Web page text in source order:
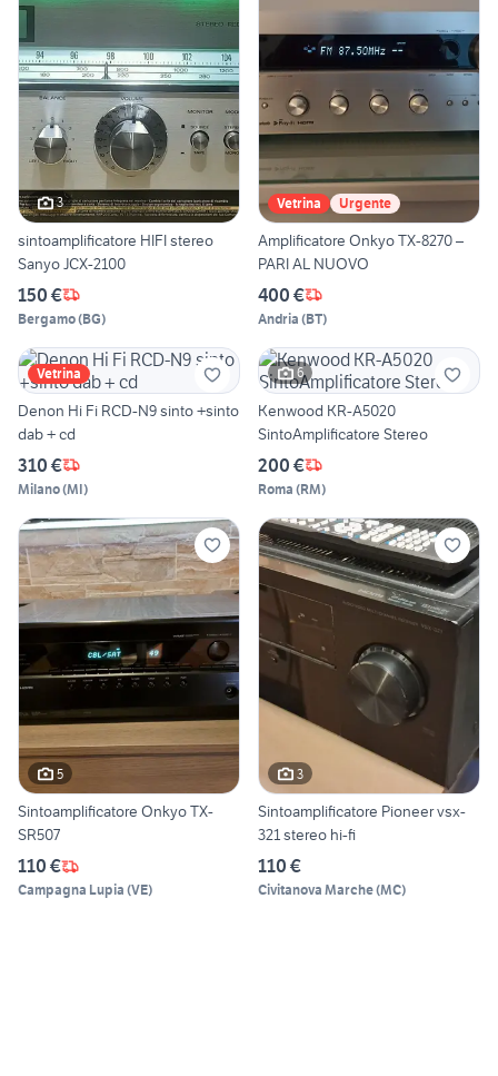
3
sintoamplificatore HIFI stereo
Sanyo JCX-2100
150 €
Bergamo(BG)
Vetrina Urgente
Amplificatore Onkyo TX-8270 –
PARI AL NUOVO
400 €
Andria (BT)
Vetrina
Denon Hi Fi RCD-N9 sinto +sinto
dab + cd
310 €
Milano(MI)
6
Kenwood KR-A5020
SintoAmplificatore Stereo
200 €
Roma (RM)
5
Sintoamplificatore Onkyo TX-
SR507
110 €
Campagna Lupia (VE)
3
Sintoamplificatore Pioneer vsx-
321 stereo hi-fi
110 €
Civitanova Marche(MC)